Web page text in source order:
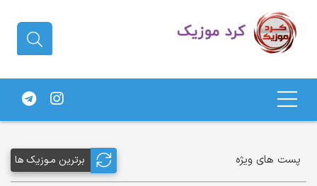
پست های ویژه برترین مـوزیک ها